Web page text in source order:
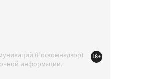
(Роскомнадзор)
информации.
18+